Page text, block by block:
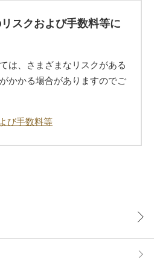
スクおよび手数料等に
は、さまざまなリスクがある
かかる場合がありますのでご
び手数料等